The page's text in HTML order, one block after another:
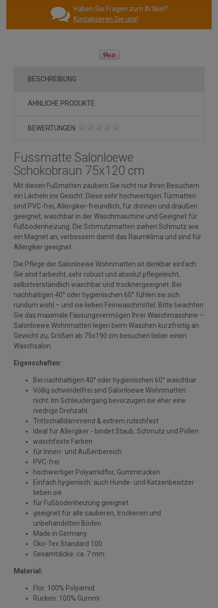
Haben Sie Fragen zum Artikel?
Kontaktieren Sie uns!
BESCHREIBUNG
ÄHNLICHE PRODUKTE
BEWERTUNGEN
Fussmatte Salonloewe
Schokobraun 75x120 cm
Mit diesen Fußmatten zaubern Sie nicht nur Ihren Besuchern
ein Lächeln ins Gesicht. Diese sehr hochwertigen Türmatten
sind PVC-frei, Allergiker-freundlich, für drinnen und draußen
geeignet, waschbar in der Waschmaschine und Geeignet für
Fußbodenheizung. Die Schmutzmatten ziehen Schmutz wie
ein Magnet an, verbessern damit das Raumklima und sind für
Allergiker geeignet.
Die Pflege der Salonloewe Wohnmatten ist denkbar einfach:
Sie sind farbecht, sehr robust und absolut pflegeleicht,
selbstverständlich waschbar und trocknergeeignet. Bei
nachhaltigen 40° oder hygienischen 60° fühlen sie sich
rundum wohl – und sie lieben Feinwaschmittel. Bitte beachten
Sie das maximale Fassungsvermögen Ihrer Waschmaschine –
Salonloewe Wohnmatten legen beim Waschen kurzfristig an
Gewicht zu; Größen ab 75x190 cm besuchen lieber einen
Waschsalon.
Eigenschaften:
Bei nachhaltigen 40° oder hygienischen 60° waschbar
Völlig schwindelfrei sind Salonloewe Wohnmatten
nicht: Im Schleudergang bevorzugen sie eher eine
niedrige Drehzahl.
Trittschalldämmend & extrem rutschfest
Ideal für Allergiker - bindet Staub, Schmutz und Pollen
waschfeste Farben
für Innen- und Außenbereich
PVC-frei
hochwertiger Polyamidflor, Gummirücken
Einfach hygienisch: auch Hunde- und Katzenbesitzer
lieben sie
für Fußbodenheizung geeignet
geeignet für alle sauberen, trockenen und
unbehandelten Böden
Made in Germany
Öko-Tex Standard 100
Gesamtdicke: ca. 7 mm
Material:
Flor: 100% Polyamid
Rücken: 100% Gummi